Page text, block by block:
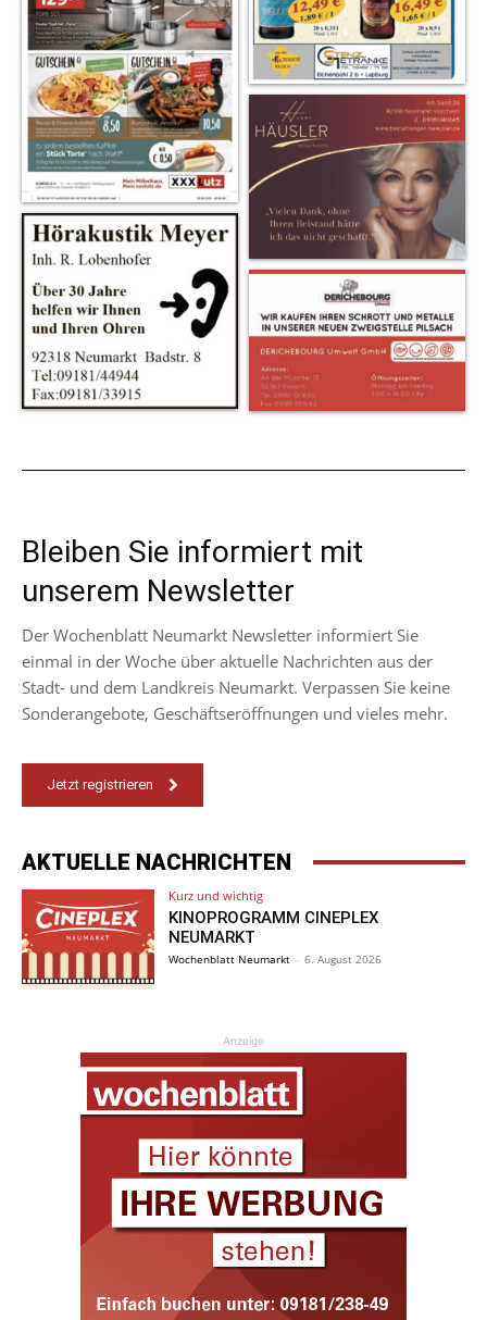
Bleiben Sie informiert mit
unserem Newsletter
Der Wochenblatt Neumarkt Newsletter informiert Sie
einmal in der Woche über aktuelle Nachrichten aus der
Stadt- und dem Landkreis Neumarkt. Verpassen Sie keine
Sonderangebote, Geschäftseröffnungen und vieles mehr.
Jetzt registrieren
AKTUELLE NACHRICHTEN
Kurz und wichtig
KINOPROGRAMM CINEPLEX
NEUMARKT
Wochenblatt Neumarkt - 6. August 2026
Anzeige